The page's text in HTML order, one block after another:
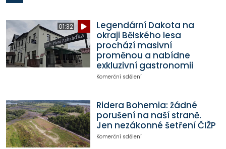
01:32
Legendární Dakota na
okraji Bělského lesa
prochází masivní
proměnou a nabídne
exkluzivní gastronomii
Komerční sdělení
Ridera Bohemia: žádné
porušení na naší straně.
Jen nezákonné šetření ČIŽP
Komerční sdělení